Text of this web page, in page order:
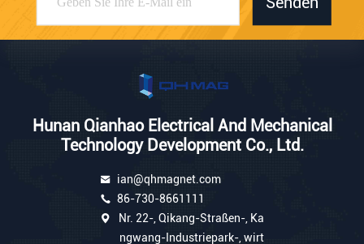
Hunan Qianhao Electrical And Mechanical
Technology Development Co., Ltd.
ian@qhmagnet.com
86-730-8661111
Nr. 22-, Qikang-Straßen-, Ka
ngwang-Industriepark-, wirt